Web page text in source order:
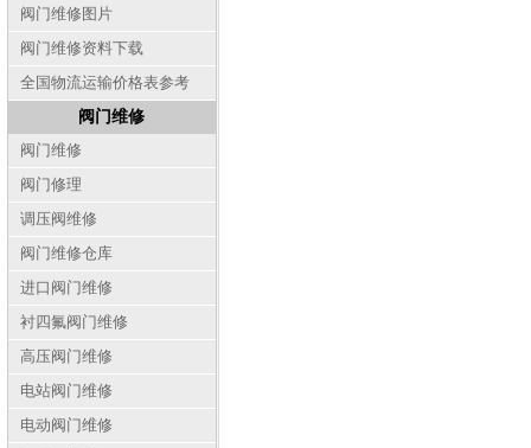
阀门维修图片
阀门维修资料下载
全国物流运输价格表参考
阀门维修
阀门维修
阀门修理
调压阀维修
阀门维修仓库
进口阀门维修
衬四氟阀门维修
高压阀门维修
电站阀门维修
电动阀门维修